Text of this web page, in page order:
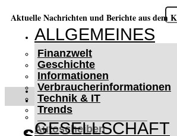
Aktuelle Nachrichten und Berichte aus dem
ALLGEMEINES
Finanzwelt
Geschichte
Informationen
Verbraucherinformationen
Technik & IT
Trends
GESELLSCHAFT
WETTERWARNUNGEN
WINTER IM KRAICHGAU
Lifehacks für vereiste
Autoscheiben